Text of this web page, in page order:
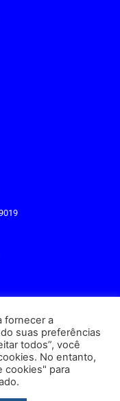
Frio – RJ, 28906-290
9h às 16h
fornecer a
suas preferências
todos”, você
No entanto,
cookies" para